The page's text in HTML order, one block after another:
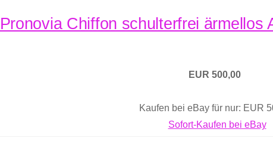
Chiffon schulterfrei ärmellos
EUR 500,00
Kaufen bei eBay für nur: EUR
Sofort-Kaufen bei eBay